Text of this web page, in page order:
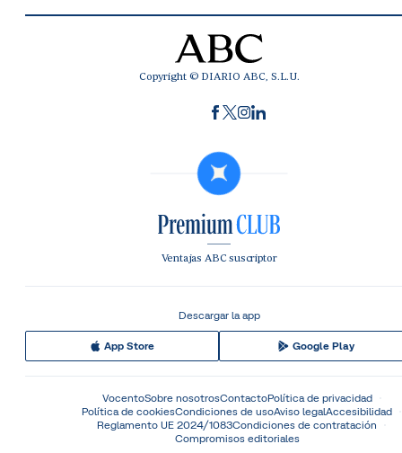
Copyright © DIARIO ABC, S.L.U.
Ventajas ABC suscriptor
Descargar la app
App Store Google Play
VocentoSobre nosotrosContactoPolítica de privacidad
Política de cookiesCondiciones de usoAviso legalAccesibilidad
Reglamento UE 2024/1083Condiciones de contratación
Compromisos editoriales